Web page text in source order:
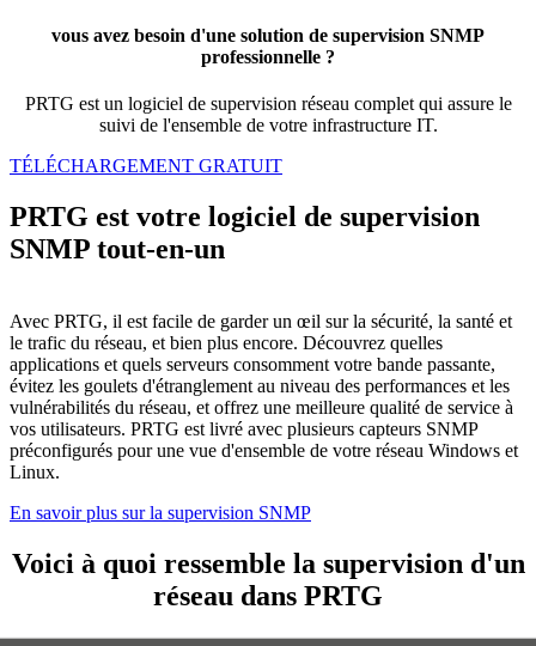
vous avez besoin d'une solution de supervision SNMP
professionnelle ?
PRTG est un logiciel de supervision réseau complet qui assure le
suivi de l'ensemble de votre infrastructure IT.
TÉLÉCHARGEMENT GRATUIT
PRTG est votre logiciel de supervision
SNMP tout-en-un
Avec PRTG, il est facile de garder un œil sur la sécurité, la santé et
le trafic du réseau, et bien plus encore. Découvrez quelles
applications et quels serveurs consomment votre bande passante,
évitez les goulets d'étranglement au niveau des performances et les
vulnérabilités du réseau, et offrez une meilleure qualité de service à
vos utilisateurs. PRTG est livré avec plusieurs capteurs SNMP
préconfigurés pour une vue d'ensemble de votre réseau Windows et
Linux.
En savoir plus sur la supervision SNMP
Voici à quoi ressemble la supervision d'un
réseau dans PRTG